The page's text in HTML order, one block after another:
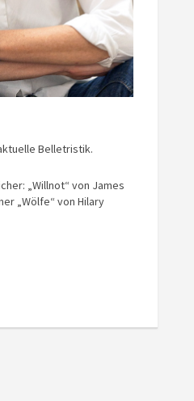
Belletristik.
„Willnot“ von James
„Wölfe“ von Hilary